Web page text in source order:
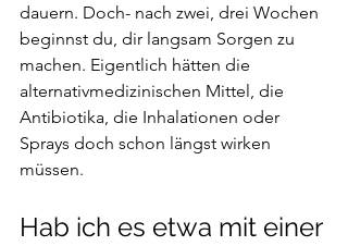
dauern. Doch- nach zwei, drei Wochen
beginnst du, dir langsam Sorgen zu
machen. Eigentlich hätten die
alternativmedizinischen Mittel, die
Antibiotika, die Inhalationen oder
Sprays doch schon längst wirken
müssen.
Hab ich es etwa mit einer